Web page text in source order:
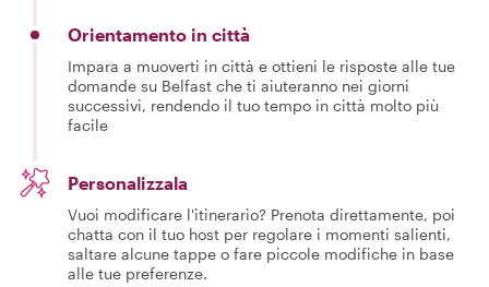
Orientamento in città
Impara a muoverti in città e ottieni le risposte alle tue
domande su Belfast che ti aiuteranno nei giorni
successivi, rendendo il tuo tempo in città molto più
facile
Personalizzala
Vuoi modificare l'itinerario? Prenota direttamente, poi
chatta con il tuo host per regolare i momenti salienti,
saltare alcune tappe o fare piccole modifiche in base
alle tue preferenze.